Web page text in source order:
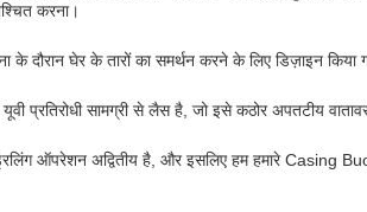
करना।
के दौरान घेर के तारों का समर्थन करने के लिए डिज़ाइन
प्रतिरोधी सामग्री से लैस है, जो इसे कठोर अपतटीय
ऑपरेशन अद्वितीय है, और इसलिए हम हमारे Casing